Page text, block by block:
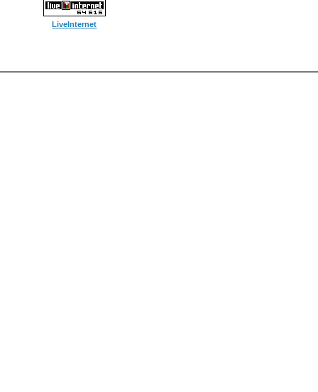
LiveInternet